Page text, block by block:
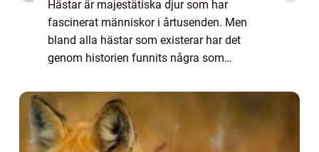
Hästar är majestätiska djur som har
fascinerat människor i årtusenden. Men
bland alla hästar som existerar har det
genom historien funnits några som
sötma. I denna artikel kommer vi att
utforska ”världens s...